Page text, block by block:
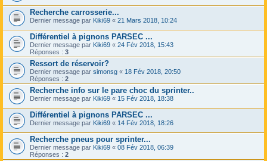
Recherche carrosserie...
Dernier message par Kiki69 « 21 Mars 2018, 10:24
Différentiel à pignons PARSEC ...
Dernier message par Kiki69 « 24 Fév 2018, 15:43
Réponses : 3
Ressort de réservoir?
Dernier message par simonsg « 18 Fév 2018, 20:50
Réponses : 2
Recherche info sur le pare choc du sprinter..
Dernier message par Kiki69 « 15 Fév 2018, 18:38
Différentiel à pignons PARSEC ...
Dernier message par Kiki69 « 14 Fév 2018, 18:26
Recherche pneus pour sprinter...
Dernier message par Kiki69 « 08 Fév 2018, 06:39
Réponses : 2